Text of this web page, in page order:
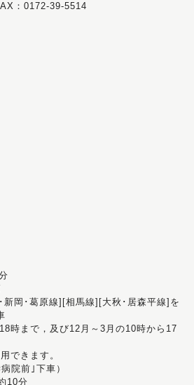
：0172-39-5514
岡･葛原線][相馬線][大秋･居森平線]を
時まで，及び12月～3月の10時から17
できます。
院前｣下車）
10分